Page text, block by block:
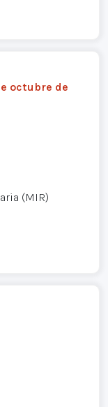
octubre de
(MIR)